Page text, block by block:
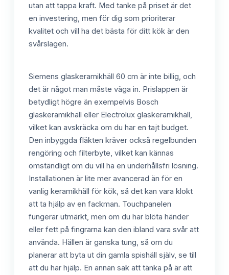
utan att tappa kraft. Med tanke på priset är det
en investering, men för dig som prioriterar
kvalitet och vill ha det bästa för ditt kök är den
svårslagen.
Siemens glaskeramikhäll 60 cm är inte billig, och
det är något man måste väga in. Prislappen är
betydligt högre än exempelvis Bosch
glaskeramikhäll eller Electrolux glaskeramikhäll,
vilket kan avskräcka om du har en tajt budget.
Den inbyggda fläkten kräver också regelbunden
rengöring och filterbyte, vilket kan kännas
omständligt om du vill ha en underhållsfri lösning.
Installationen är lite mer avancerad än för en
vanlig keramikhäll för kök, så det kan vara klokt
att ta hjälp av en fackman. Touchpanelen
fungerar utmärkt, men om du har blöta händer
eller fett på fingrarna kan den ibland vara svår att
använda. Hällen är ganska tung, så om du
planerar att byta ut din gamla spishäll själv, se till
att du har hjälp. En annan sak att tänka på är att